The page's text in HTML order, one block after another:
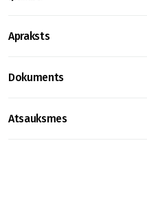
Apraksts
Dokuments
Atsauksmes